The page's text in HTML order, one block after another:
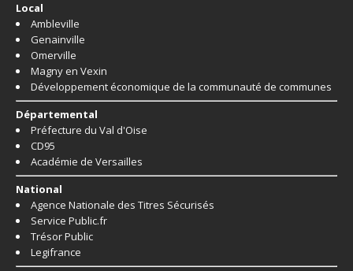
Local
Ambleville
Genainville
Omerville
Magny en Vexin
Développement économique de la communauté de communes
Départemental
Préfecture du Val d'Oise
CD95
Académie de Versailles
National
Agence Nationale des Titres Sécurisés
Service Public.fr
Trésor Public
Legifrance